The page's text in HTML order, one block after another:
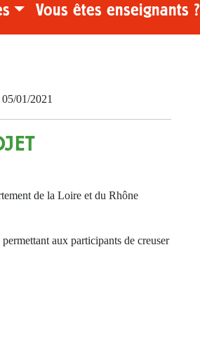
Vous êtes enseignants ?
01/2021
de la Loire et du Rhône
aux participants de creuser